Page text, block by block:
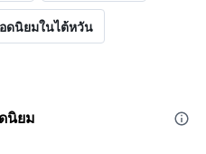
ดนิยมในไต้หวัน
นิยม